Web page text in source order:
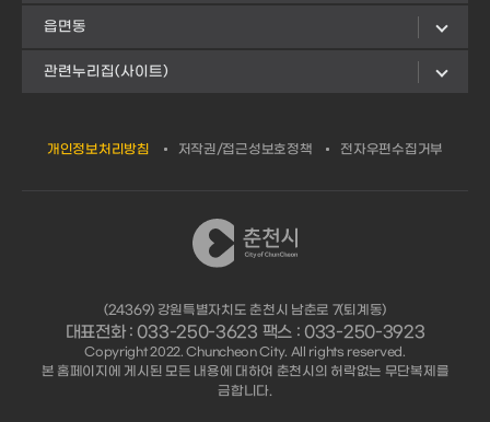
읍면동
관련누리집(사이트)
개인정보처리방침 저작권/접근성보호정책 전자우편수집거부
(24369) 강원특별자치도 춘천시 남춘로 7(퇴계동)
대표전화 : 033-250-3623 팩스 : 033-250-3923
Copyright 2022. Chuncheon City. All rights reserved.
본 홈페이지에 게시된 모든 내용에 대하여 춘천시의 허락없는 무단복제를
금합니다.